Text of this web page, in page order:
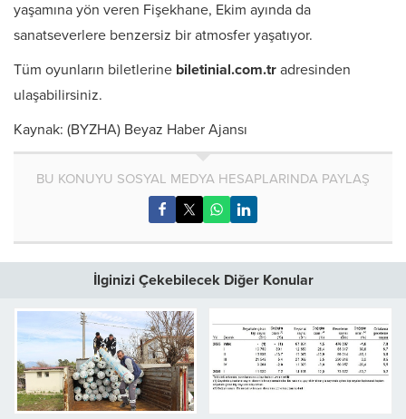
yaşamına yön veren Fişekhane, Ekim ayında da
sanatseverlere benzersiz bir atmosfer yaşatıyor.
Tüm oyunların biletlerine biletinial.com.tr adresinden
ulaşabilirsiniz.
Kaynak: (BYZHA) Beyaz Haber Ajansı
BU KONUYU SOSYAL MEDYA HESAPLARINDA PAYLAŞ
İlginizi Çekebilecek Diğer Konular